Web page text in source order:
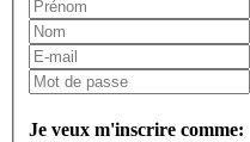
Je veux m'inscrire comme: